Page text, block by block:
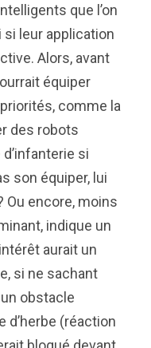
que l’on
leur application
Alors, avant
équiper
comme la
des robots
si
son équiper, lui
Ou encore, moins
indique un
aurait un
si ne sachant
obstacle
(réaction